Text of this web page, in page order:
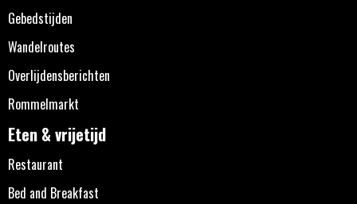
Gebedstijden
Wandelroutes
Overlijdensberichten
Rommelmarkt
Eten & vrijetijd
Restaurant
Bed and Breakfast